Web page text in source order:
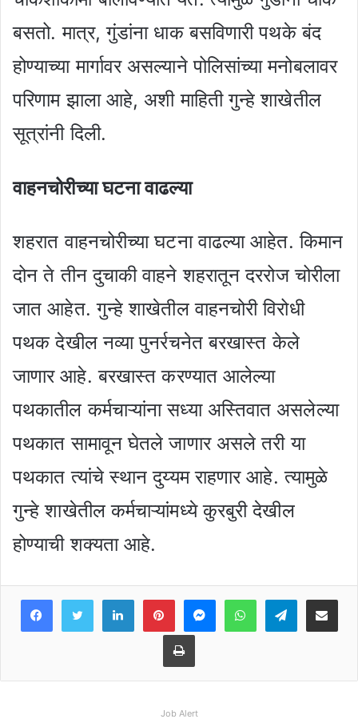
बसतो. मात्र, गुंडांना धाक बसविणारी पथके बंद
होण्याच्या मार्गावर असल्याने पोलिसांच्या मनोबलावर
परिणाम झाला आहे, अशी माहिती गुन्हे शाखेतील
सूत्रांनी दिली.
वाहनचोरीच्या घटना वाढल्या
शहरात वाहनचोरीच्या घटना वाढल्या आहेत. किमान
दोन ते तीन दुचाकी वाहने शहरातून दररोज चोरीला
जात आहेत. गुन्हे शाखेतील वाहनचोरी विरोधी
पथक देखील नव्या पुनर्रचनेत बरखास्त केले
जाणार आहे. बरखास्त करण्यात आलेल्या
पथकातील कर्मचाऱ्यांना सध्या अस्तिवात असलेल्या
पथकात सामावून घेतले जाणार असले तरी या
पथकात त्यांचे स्थान दुय्यम राहणार आहे. त्यामुळे
गुन्हे शाखेतील कर्मचाऱ्यांमध्ये कुरबुरी देखील
होण्याची शक्यता आहे.
Facebook
TwitterLinkedInPinterestMessenger
WhatsApp
Print
Job Alert